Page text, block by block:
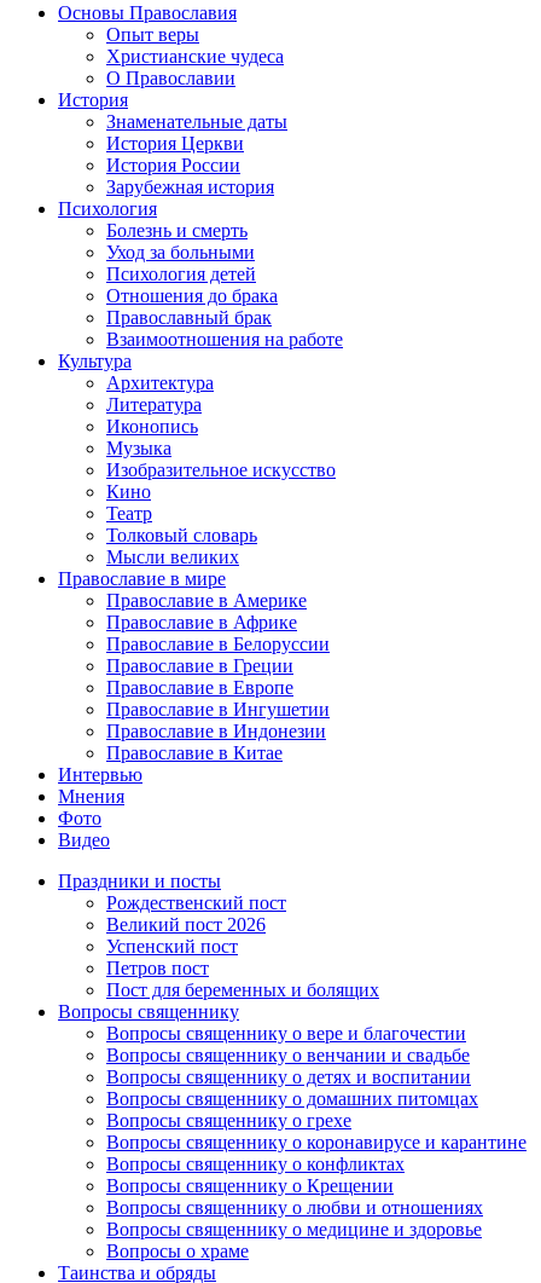
Основы Православия
Опыт веры
Христианские чудеса
О Православии
История
Знаменательные даты
История Церкви
История России
Зарубежная история
Психология
Болезнь и смерть
Уход за больными
Психология детей
Отношения до брака
Православный брак
Взаимоотношения на работе
Культура
Архитектура
Литература
Иконопись
Музыка
Изобразительное искусство
Кино
Театр
Толковый словарь
Мысли великих
Православие в мире
Православие в Америке
Православие в Африке
Православие в Белоруссии
Православие в Греции
Православие в Европе
Православие в Ингушетии
Православие в Индонезии
Православие в Китае
Интервью
Мнения
Фото
Видео
Праздники и посты
Рождественский пост
Великий пост 2026
Успенский пост
Петров пост
Пост для беременных и болящих
Вопросы священнику
Вопросы священнику о вере и благочестии
Вопросы священнику о венчании и свадьбе
Вопросы священнику о детях и воспитании
Вопросы священнику о домашних питомцах
Вопросы священнику о грехе
Вопросы священнику о коронавирусе и карантине
Вопросы священнику о конфликтах
Вопросы священнику о Крещении
Вопросы священнику о любви и отношениях
Вопросы священнику о медицине и здоровье
Вопросы о храме
Таинства и обряды